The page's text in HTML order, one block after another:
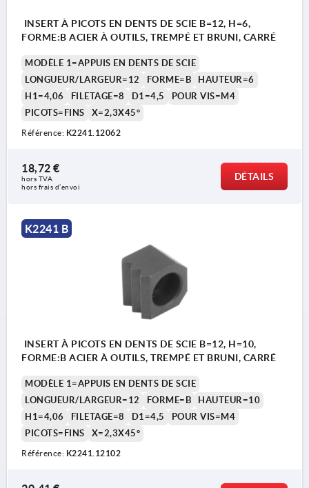
Forme B : cunéiformes
INSERT À PICOTS EN DENTS DE SCIE B=12, H=6,
FORME:B ACIER À OUTILS, TREMPÉ ET BRUNI, CARRÉ
MODÈLE 1=APPUIS EN DENTS DE SCIE
LONGUEUR/LARGEUR=12
FORME=B
HAUTEUR=6
H1=4,06
FILETAGE=8 D1=4,5
POUR VIS=M4
PICOTS=FINS
X=2,3X45°
Référence: K2241.12062
18,72 €
hors TVA
hors frais d’envoi
DÉTAILS
K2241 B
INSERT À PICOTS EN DENTS DE SCIE B=12, H=10,
FORME:B ACIER À OUTILS, TREMPÉ ET BRUNI, CARRÉ
MODÈLE 1=APPUIS EN DENTS DE SCIE
LONGUEUR/LARGEUR=12
FORME=B
HAUTEUR=10
H1=4,06
FILETAGE=8 D1=4,5
POUR VIS=M4
PICOTS=FINS
X=2,3X45°
Référence: K2241.12102